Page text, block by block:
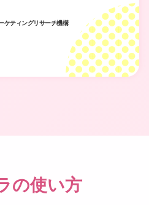
ケティングリサーチ機構
の使い方